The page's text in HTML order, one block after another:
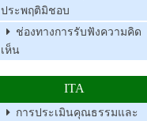
ประพฤติมิชอบ
ช่องทางการรับฟังความคิด
เห็น
ITA
การประเมินคุณธรรมและ